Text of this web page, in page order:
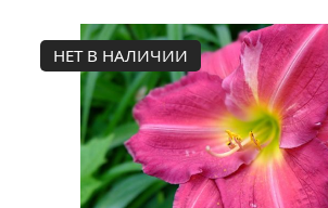
НЕТ В НАЛИЧИИ